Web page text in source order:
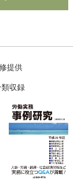
提供
収録